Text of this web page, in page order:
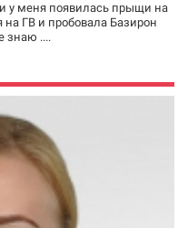
у меня появилась прыщи на
на ГВ и пробовала Базирон
знаю ....